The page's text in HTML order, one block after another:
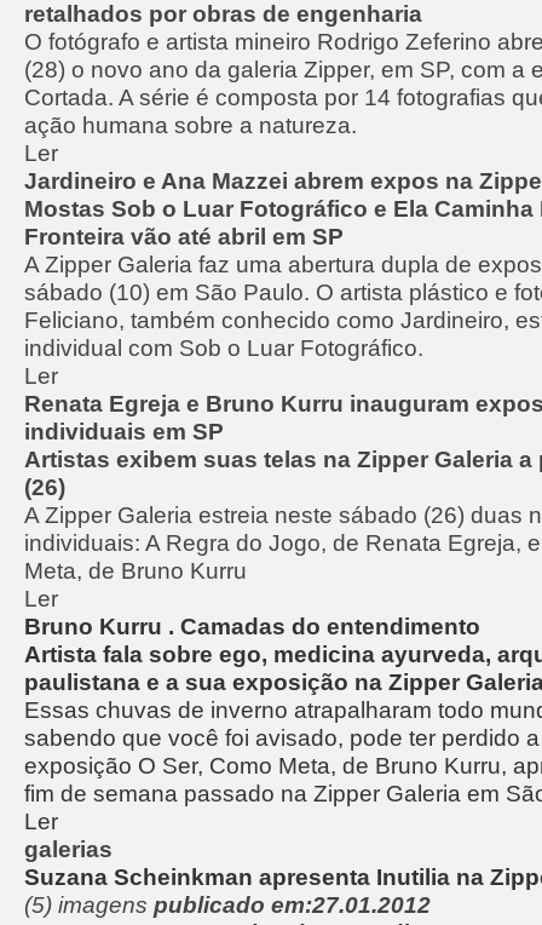
retalhados por obras de engenharia
O fotógrafo e artista mineiro Rodrigo Zeferino
(28) o novo ano da galeria Zipper, em SP, com a
Cortada. A série é composta por 14 fotografias
ação humana sobre a natureza.
Ler
Jardineiro e Ana Mazzei abrem expos na
Mostas Sob o Luar Fotográfico e Ela Caminha
Fronteira vão até abril em SP
A Zipper Galeria faz uma abertura dupla de
sábado (10) em São Paulo. O artista plástico e
Feliciano, também conhecido como Jardineiro,
individual com Sob o Luar Fotográfico.
Ler
Renata Egreja e Bruno Kurru inauguram
individuais em SP
Artistas exibem suas telas na Zipper Galeria a
(26)
A Zipper Galeria estreia neste sábado (26) duas
individuais: A Regra do Jogo, de Renata Egreja,
Meta, de Bruno Kurru
Ler
Bruno Kurru . Camadas do entendimento
Artista fala sobre ego, medicina ayurveda,
paulistana e a sua exposição na Zipper
Essas chuvas de inverno atrapalharam todo
sabendo que você foi avisado, pode ter perdido
exposição O Ser, Como Meta, de Bruno Kurru,
fim de semana passado na Zipper Galeria em
Ler
galerias
Suzana Scheinkman apresenta Inutilia na
(5) imagens publicado em:27.01.2012